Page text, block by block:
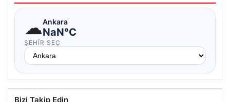
☁Ankara
NaN°C
ŞEHIR SEÇ
Bizi Takip Edin